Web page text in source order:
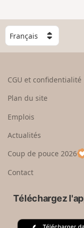
C
h
o
e
u
p
a
CGU et confidentialité
Plan du site
Emplois
Actualités
Coup de pouce 2026
Contact
Téléchargez